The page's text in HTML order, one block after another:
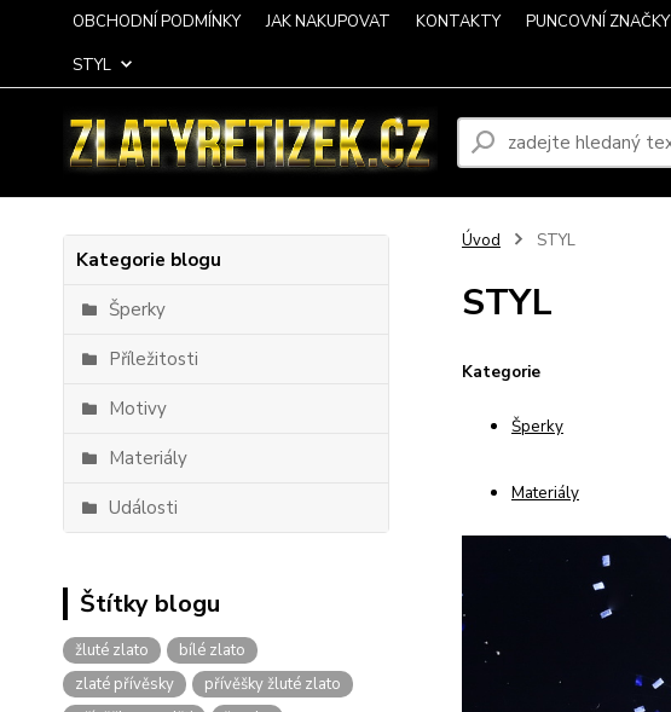
OBCHODNÍ PODMÍNKY JAK NAKUPOVAT KONTAKTY PUNCOVNÍ ZNAČKY
STYL
Kategorie blogu
Šperky
Příležitosti
Motivy
Materiály
Události
Štítky blogu
žluté zlato
bílé zlato
zlaté přívěsky
přívěšky žluté zlato
Úvod STYL
STYL
Kategorie
Šperky
Materiály